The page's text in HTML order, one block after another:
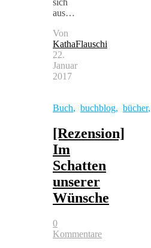
aus…
Von
KathaFlauschi
22.
Januar
2017
Buch, buchblog, bücher,
[Rezension]
Im
Schatten
unserer
Wünsche
0
Kommentare